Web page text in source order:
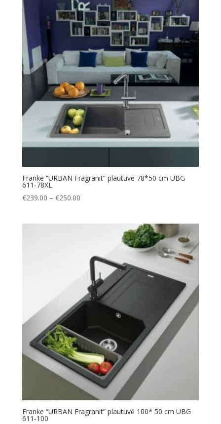
Franke “URBAN Fragranit” plautuvė 78*50 cm UBG
611-78XL
€239.00 – €250.00Price
Franke “URBAN Fragranit” plautuvė 100* 50 cm UBG
611-100